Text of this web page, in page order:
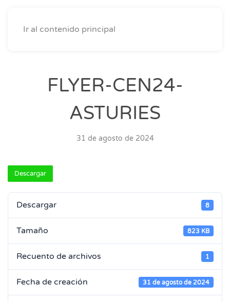
Ir al contenido principal
FLYER-CEN24-
ASTURIES
31 de agosto de 2024
Descargar
Descargar 8
Tamaño 823 KB
Recuento de archivos 1
Fecha de creación 31 de agosto de 2024